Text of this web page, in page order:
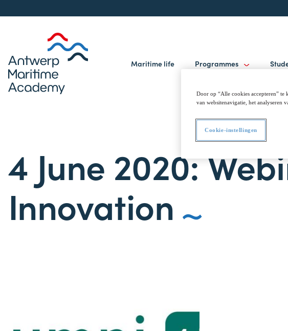
Maritime life Programmes
4 June 2020:
Innovation
Door op “Alle cookies accepteren”
van websitenavigatie, het analyseren
Cookie-instellingen